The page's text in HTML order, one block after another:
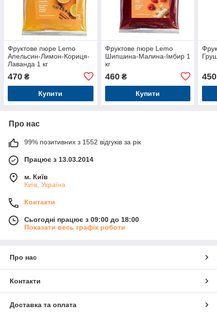
Фруктове пюре Lemo
Апельсин-Лимон-Кориця-
Лаванда 1 кг
470 ₴
Купити
Фруктове пюре Lemo
Шипшина-Малина-Імбир 1
кг
460₴
Купити
450
Про нас
99% позитивних з 1552 відгуків за рік
Працює з 13.03.2014
м. Київ
Київ, Україна
Контакти
Сьогодні працює з 09:00 до 18:00
Показати весь графік роботи
Про нас
Контакти
Доставка та оплата